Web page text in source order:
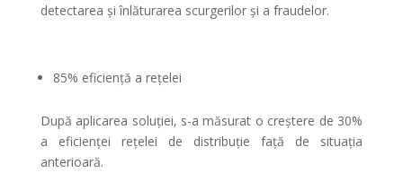
detectarea și înlăturarea scurgerilor și a fraudelor.
85% eficiență a rețelei
După aplicarea soluției, s-a măsurat o creștere de 30%
a eficienței rețelei de distribuție față de situația
anterioară.